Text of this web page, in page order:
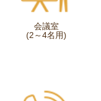
会議室